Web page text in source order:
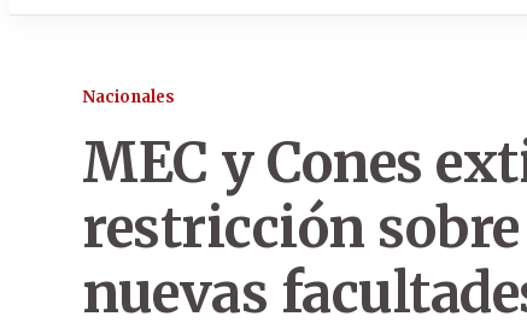
Nacionales
MEC y Cones
restricción
nuevas